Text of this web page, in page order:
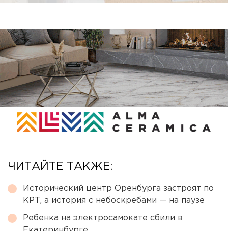
ЧИТАЙТЕ ТАКЖЕ:
Исторический центр Оренбурга застроят по
КРТ, а история с небоскребами — на паузе
Ребенка на электросамокате сбили в